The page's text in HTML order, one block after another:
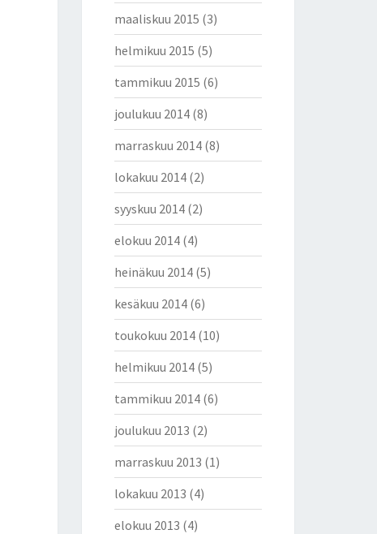
maaliskuu 2015 (3)
helmikuu 2015 (5)
tammikuu 2015 (6)
joulukuu 2014(8)
marraskuu 2014(8)
lokakuu 2014(2)
syyskuu 2014(2)
elokuu 2014(4)
heinäkuu 2014(5)
kesäkuu 2014(6)
toukokuu 2014(10)
helmikuu 2014(5)
tammikuu 2014(6)
joulukuu 2013 (2)
marraskuu 2013 (1)
lokakuu 2013 (4)
elokuu 2013 (4)